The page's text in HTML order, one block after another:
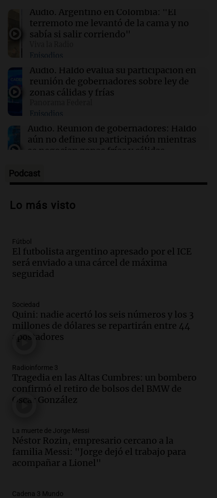
Viva la Radio
Mercado Libre suma 2 mil empleos en
Córdoba en un nuevo centro en Juárez Celman
15:32 Mundo
Los gestos personales de Xi Jinping que
definen su estilo diplomático en el mundo
15:30 Cadena 3 Mundo
Pánico en Colombia: un terremoto de
magnitud 7,4 sacudió el país y hay al menos
100 muertos
Audio. Argentino en Colombia: "El
terremoto me levantó de la cama y no
sabía si salir corriendo"
Episodios
Audio. Haldo evalúa su participación en
reunión de gobernadores sobre ley de
zonas cálidas y frías
Episodios
Audio. Reunión de gobernadores: Haldo
aún no define su participación mientras
se negocian zonas frías y cálidas
Episodios
Audio.Juan Manzur insinúa su posible
para 2027
Audio.
empleos en Córdoba en un nuevo centro
en Juárez Celman
Viva la Radio
Audio.
González con testimonios clave sobre el
choque mortal
Panorama Federal
y critica la falta de aporte nacional en
proyectos provinciales
Panorama Federal
Episodios
por el deterioro de rutas y caminos en el
país
Panorama Federal
Episodios
violencia escolar en lo que va del año,
Podcast
Lo más visto
Fútbol
El futbolista argentino apresado por el ICE
será enviado a una cárcel de máxima
seguridad
Sociedad
Quini: nadie acertó los seis números y los 3
millones de dólares se repartirán entre 44
apostadores
Radioinforme 3
Tragedia en las Altas Cumbres: un bombero
confirmó el retiro de bolsos del BMW de
Oscar González
La muerte de Jorge Messi
Néstor Rozin, empresario cercano a la
familia Messi: "Jorge dejó el trabajo para
acompañar a Lionel"
Cadena 3 Mundo